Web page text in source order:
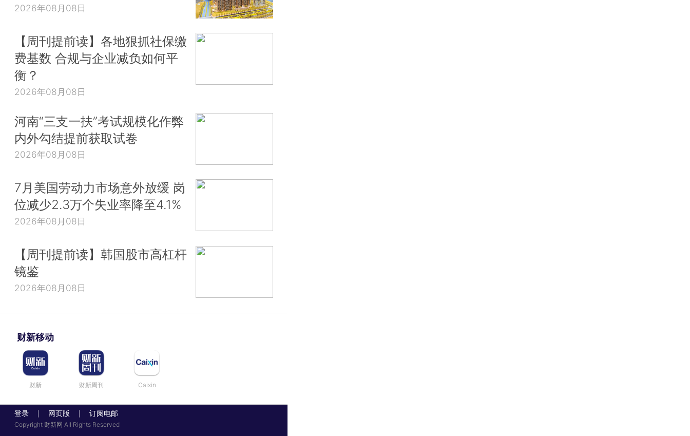
2026年08月08日
【周刊提前读】各地狠抓社保缴
费基数 合规与企业减负如何平
衡？
2026年08月08日
河南“三支一扶”考试规模化作弊
内外勾结提前获取试卷
2026年08月08日
7月美国劳动力市场意外放缓 岗
位减少2.3万个失业率降至4.1%
2026年08月08日
【周刊提前读】韩国股市高杠杆
镜鉴
2026年08月08日
财新移动
财新 财新周刊 Caixin
登录 网页版 订阅电邮
Copyright 财新网 All Rights Reserved